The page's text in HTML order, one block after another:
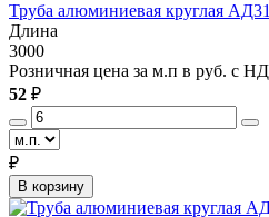
Труба алюминиевая круглая
Длина
3000
Розничная цена за м.п в руб. с
52 ₽
₽
В корзину